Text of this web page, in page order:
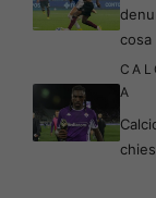
cosa
A